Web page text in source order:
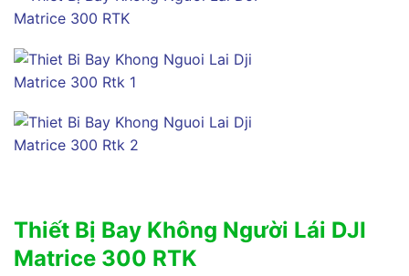
Thiết Bị Bay Không Người Lái DJI
Matrice 300 RTK